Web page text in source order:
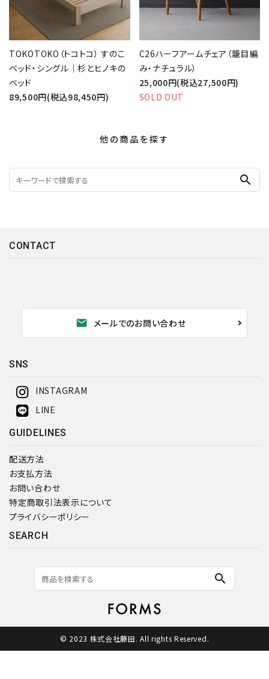
TOKOTOKO（トコトコ） すのこ
ベッド・シングル｜杉とヒノキの
ベッド
89,500円(税込98,450円)
C26ハーフアームチェア（籠目編
み・ナチュラル）
25,000円(税込27,500円)
SOLD OUT
他の商品を探す
search
CONTACT
mail メールでのお問い合わせ
SNS
INSTAGRAM
LINE
GUIDELINES
配送方法
お支払方法
お問い合わせ
特定商取引法表示について
プライバシーポリシー
SEARCH
search
© 2023 株式会社藤田. All rights Reserved.